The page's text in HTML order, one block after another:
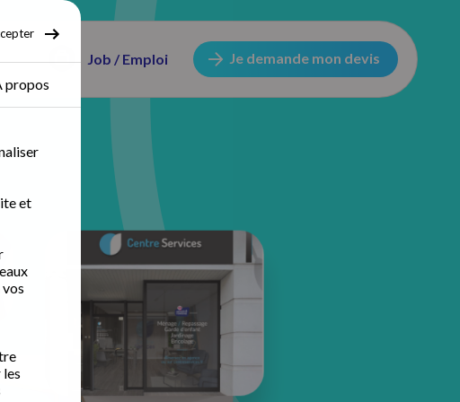
Job / Emploi Je demande mon devis
propos
et
12 Rue Franklin Roosevelt
59420 Mouvaux